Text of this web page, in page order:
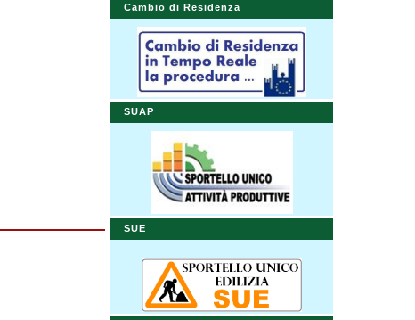
Cambio di Residenza
SUAP
SUE